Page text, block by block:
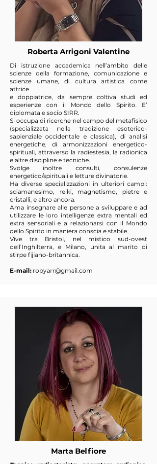
Roberta Arrigoni Valentine
Di istruzione accademica nell’ambito delle
scienze della formazione, comunicazione e
scienze umane, di cultura artistica come
attrice
e doppiatrice, da sempre coltiva studi ed
esperienze con il Mondo dello Spirito. E’
diplomata e socio SIRR.
Si occupa di ricerche nel campo del metafisico
(specializzata nella tradizione esoterico-
sapienziale occidentale e classica), di analisi
energetiche, di armonizzazioni energetico-
spirituali, attraverso la radiestesia, la radionica
e altre discipline e tecniche.
Svolge inoltre consulti, consulenze
energetico/spirituali e letture divinatorie.
Ha diverse specializzazioni in ulteriori campi:
sciamanesimo, reiki, magnetismo, pietre e
cristalli, e altro ancora.
Ama insegnare alle persone a sviluppare e ad
utilizzare le loro intelligenze extra mentali ed
extra sensoriali e a relazionarsi con il Mondo
dello Spirito in maniera conscia e stabile.
Vive tra Bristol, nel mistico sud-ovest
dell’Inghilterra, e Milano, unita al marito di
stirpe fijiano-britannica.
E-mail: robyarr@gmail.com
Marta Belfiore